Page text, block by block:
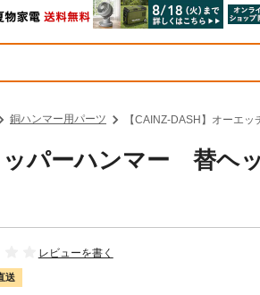
銅ハンマー用パーツ 【CAINZ-DASH】オーエ
ッパーハンマー 替ヘ
レビューを書く
送